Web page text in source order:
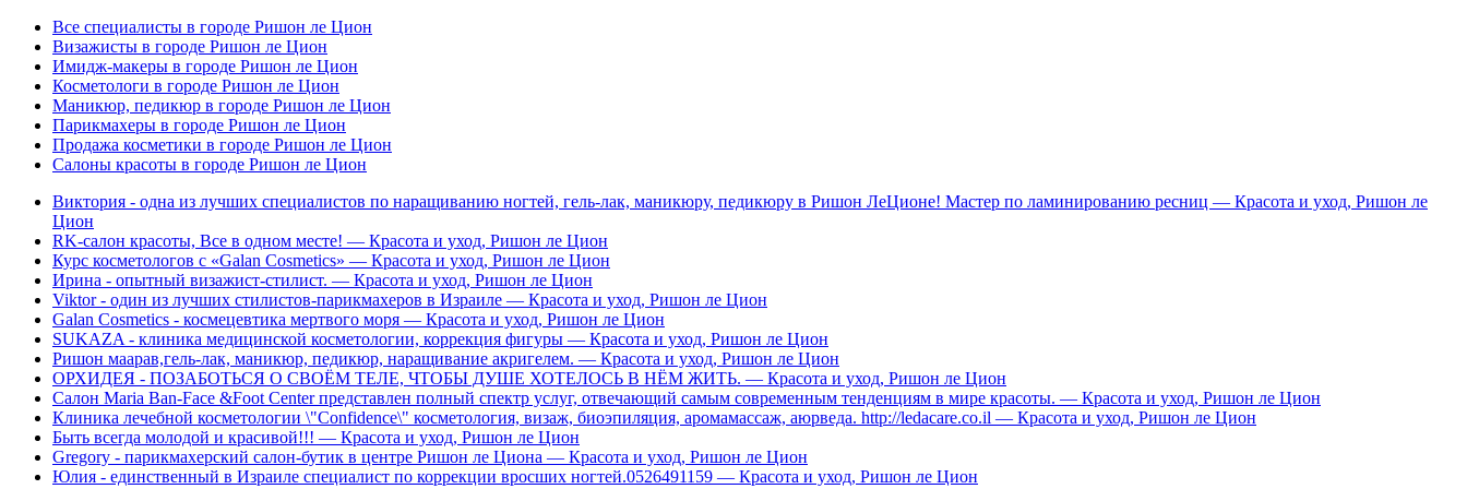
Все специалисты в городе Ришон ле Цион
Визажисты в городе Ришон ле Цион
Имидж-макеры в городе Ришон ле Цион
Косметологи в городе Ришон ле Цион
Маникюр, педикюр в городе Ришон ле Цион
Парикмахеры в городе Ришон ле Цион
Продажа косметики в городе Ришон ле Цион
Салоны красоты в городе Ришон ле Цион
Виктория - одна из лучших специалистов по наращиванию ногтей, гель-лак, маникюру, педикюру в Ришон ЛеЦионе! Мастер по ламинированию ресниц — Красота и уход, Ришон ле
Цион
RK-салон красоты, Все в одном месте! — Красота и уход, Ришон ле Цион
Курс косметологов с «Galan Cosmetics» — Красота и уход, Ришон ле Цион
Ирина - опытный визажист-стилист. — Красота и уход, Ришон ле Цион
Viktor - один из лучших стилистов-парикмахеров в Израиле — Красота и уход, Ришон ле Цион
Galan Cosmetics - космецевтика мертвого моря — Красота и уход, Ришон ле Цион
SUKAZA - клиника медицинской косметологии, коррекция фигуры — Красота и уход, Ришон ле Цион
Ришон маарав,гель-лак, маникюр, педикюр, наращивание акригелем. — Красота и уход, Ришон ле Цион
ОРХИДЕЯ - ПОЗАБОТЬСЯ О СВОЁМ ТЕЛЕ, ЧТОБЫ ДУШЕ ХОТЕЛОСЬ В НЁМ ЖИТЬ. — Красота и уход, Ришон ле Цион
Cалон Maria Ban-Face &Foot Center представлен полный спектр услуг, отвечающий самым современным тенденциям в мире красоты. — Красота и уход, Ришон ле Цион
Клиника лечебной косметологии \"Confidence\" косметология, визаж, биоэпиляция, аромамассаж, аюрведа. http://ledacare.co.il — Красота и уход, Ришон ле Цион
Быть всегда молодой и красивой!!! — Красота и уход, Ришон ле Цион
Gregory - парикмахерский салон-бутик в центре Ришон ле Циона — Красота и уход, Ришон ле Цион
Юлия - единственный в Израиле специалист по коррекции вросших ногтей.0526491159 — Красота и уход, Ришон ле Цион